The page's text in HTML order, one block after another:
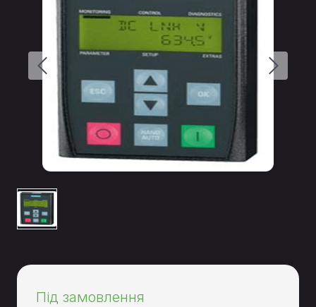
Під замовлення